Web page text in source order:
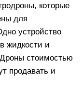
которые
для
устройство
жидкости и
стоимостью
продавать и